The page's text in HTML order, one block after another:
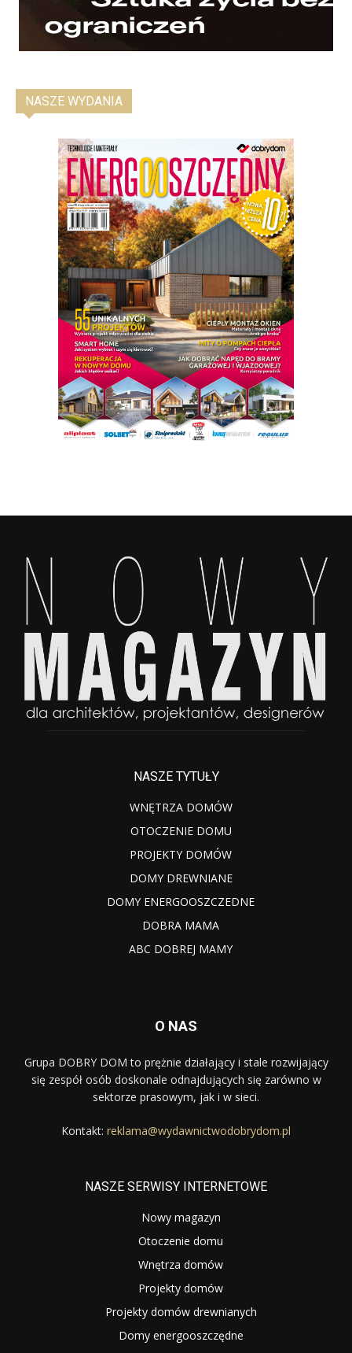
NASZE WYDANIA
NASZE TYTUŁY
WNĘTRZA DOMÓW
OTOCZENIE DOMU
PROJEKTY DOMÓW
DOMY DREWNIANE
DOMY ENERGOOSZCZEDNE
DOBRA MAMA
ABC DOBREJ MAMY
O NAS
Grupa DOBRY DOM to prężnie działający i stale rozwijający
się zespół osób doskonale odnajdujących się zarówno w
sektorze prasowym, jak i w sieci.
Kontakt: reklama@wydawnictwodobrydom.pl
NASZE SERWISY INTERNETOWE
Nowy magazyn
Otoczenie domu
Wnętrza domów
Projekty domów
Projekty domów drewnianych
Domy energooszczędne